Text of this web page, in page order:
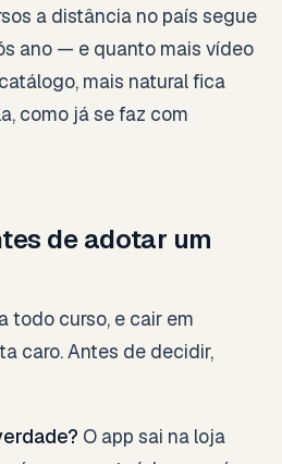
a distância no país segue
ano — e quanto mais vídeo
mais natural fica
como já se faz com
de adotar um
todo curso, e cair em
caro. Antes de decidir,
O app sai na loja